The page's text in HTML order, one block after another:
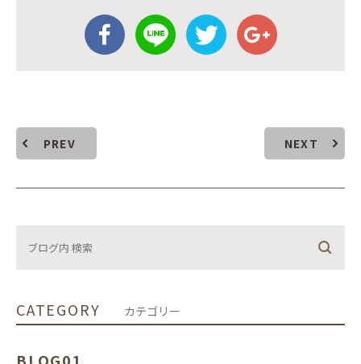
PREV NEXT
CATEGORY カテゴリー
BLOG01